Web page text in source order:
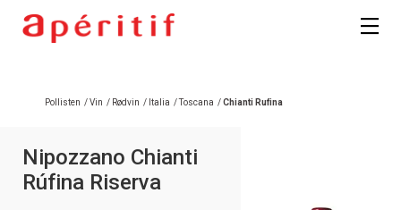
Pollisten /Vin / Rødvin / Italia /Toscana /Chianti Rufina
Nipozzano Chianti
Rúfina Riserva